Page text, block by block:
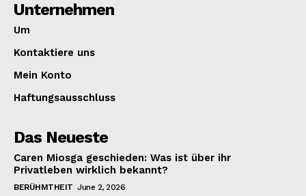
Unternehmen
Um
Kontaktiere uns
Mein Konto
Haftungsausschluss
Das Neueste
Caren Miosga geschieden: Was ist über ihr
Privatleben wirklich bekannt?
BERÜHMTHEIT June 2, 2026